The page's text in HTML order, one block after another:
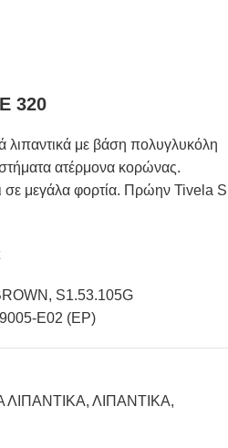
320
λιπαντικά με βάση πολυγλυκόλη
ατέρμονα κορώνας.
σε μεγάλα φορτία. Πρώην Tivela S
S1.53.105G
E02 (EP)
ΛΙΠΑΝΤΙΚΑ, ΛΙΠΑΝΤΙΚΑ,